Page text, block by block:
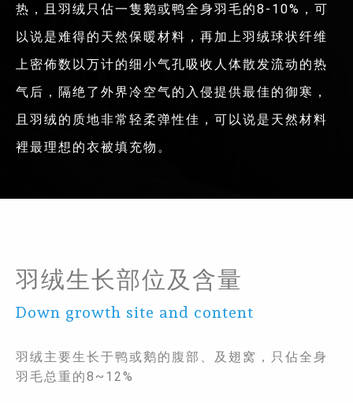
热，且羽绒只佔一隻鹅或鸭全身羽毛的8-10%，可
以说是难得的天然保暖材料，再加上羽绒球状纤维
上密佈数以万计的细小气孔吸收人体散发流动的热
气后，隔绝了外界冷空气的入侵提供最佳的御寒，
且羽绒的质地非常轻柔弹性佳，可以说是天然材料
裡最理想的衣被填充物。
羽绒生长部位及含量
Down growth site and content
羽绒主要生长于鸭或鹅的腹部、及翅窝，只佔全身
羽毛总重的8~12%